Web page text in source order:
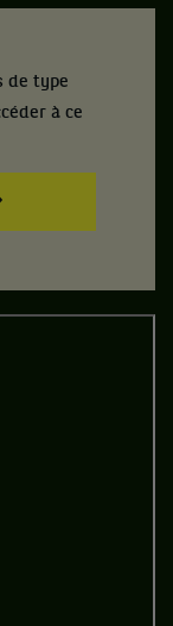
de type
à ce